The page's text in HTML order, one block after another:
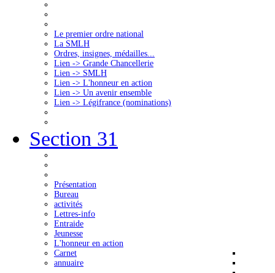
Le premier ordre national
La SMLH
Ordres, insignes, médailles...
Lien -> Grande Chancellerie
Lien -> SMLH
Lien -> L'honneur en action
Lien -> Un avenir ensemble
Lien -> Légifrance (nominations)
Section 31
Présentation
Bureau
activités
Lettres-info
Entraide
Jeunesse
L'honneur en action
Carnet
annuaire